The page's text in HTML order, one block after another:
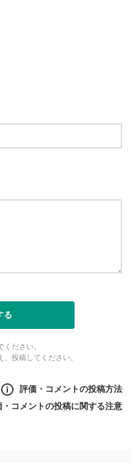
る
ださい。
投稿してください。
評価・コメントの投稿方法
・コメントの投稿に関する注意